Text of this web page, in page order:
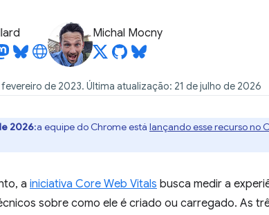
Michal Mocny
de 2023. Última atualização: 21 de julho de 2026
2026:a equipe do Chrome está lançando esse recurso no
a iniciativa Core Web Vitals busca medir a
sobre como ele é criado ou carregado. As